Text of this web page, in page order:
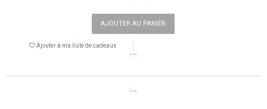
AJOUTER AU PANIER
Ajouter à ma liste de cadeaux
```
```